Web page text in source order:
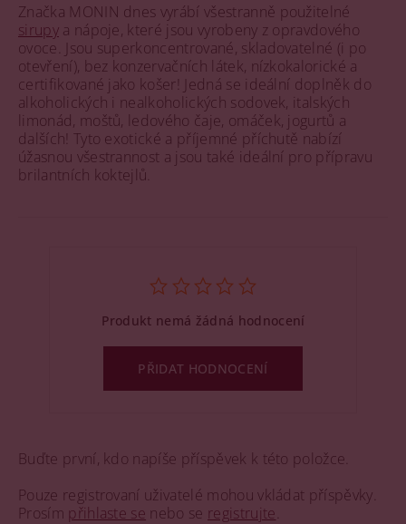
Značka MONIN dnes vyrábí všestranně použitelné
sirupya nápoje, které jsou vyrobeny z opravdového
ovoce. Jsou superkoncentrované, skladovatelné (i po
otevření), bez konzervačních látek, nízkokalorické a
certifikované jako košer! Jedná se ideální doplněk do
alkoholických i nealkoholických sodovek, italských
limonád, moštů, ledového čaje, omáček, jogurtů a
dalších! Tyto exotické a příjemné příchutě nabízí
úžasnou všestrannost a jsou také ideální pro přípravu
brilantních koktejlů.
Buďte první, kdo napíše příspěvek k této položce.
Pouze registrovaní uživatelé mohou vkládat příspěvky.
Prosím přihlaste se nebo se registrujte
Produkt nemá žádná hodnocení
PŘIDAT HODNOCENÍ